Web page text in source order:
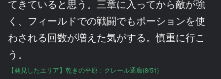
てきていると思う。三章に入ってから敵が強
く、フィールドでの戦闘でもポーションを使
わされる回数が増えた気がする。慎重に行こ
う。
【発見したエリア】乾きの平原：クレール通廊(8/51)